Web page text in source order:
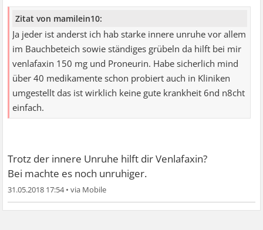
Zitat von mamilein10:
Ja jeder ist anderst ich hab starke innere unruhe vor allem
im Bauchbeteich sowie ständiges grübeln da hilft bei mir
venlafaxin 150 mg und Proneurin. Habe sicherlich mind
über 40 medikamente schon probiert auch in Kliniken
umgestellt das ist wirklich keine gute krankheit 6nd n8cht
einfach.
Trotz der innere Unruhe hilft dir Venlafaxin?
Bei machte es noch unruhiger.
31.05.2018 17:54•